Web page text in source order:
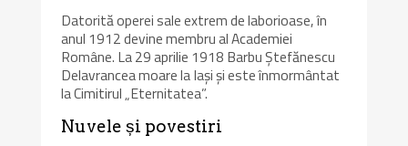
Datorită operei sale extrem de laborioase, în
anul 1912 devine membru al Academiei
Române. La 29 aprilie 1918 Barbu Ștefănescu
Delavrancea moare la Iași și este înmormântat
la Cimitirul „Eternitatea”.
Nuvele și povestiri